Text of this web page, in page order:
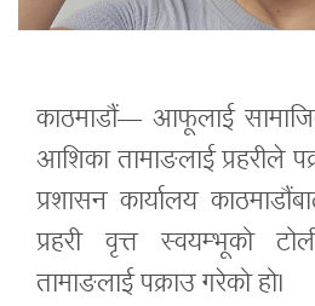
काठमाडौं— आफूलाई
आशिका तामाङलाई प्रहरीले
प्रशासन कार्यालय
प्रहरी वृत्त स्वयम्भूको
तामाङलाई पक्राउ गरेको हो।